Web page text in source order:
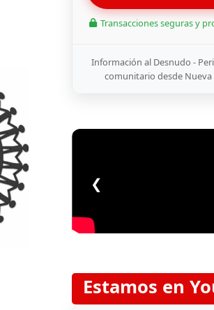
Transacciones seguras y
Información al Desnudo -
comunitario desde Nueva
❮
Estamos en